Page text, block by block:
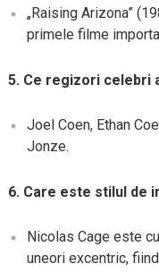
„Raising Arizona”
primele filme
5. Ce regizori celebri
Joel Coen, Ethan
Jonze.
6. Care este stilul de
Nicolas Cage este
uneori excentric,